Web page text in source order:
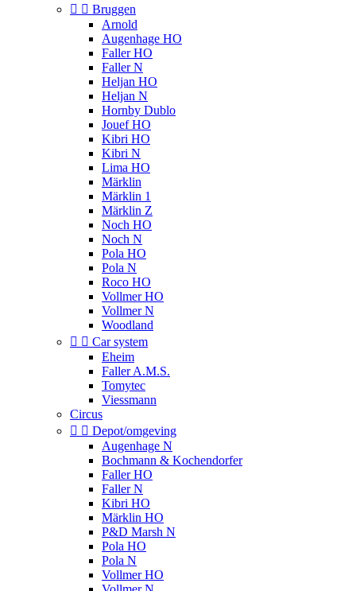
  Bruggen
Arnold
Augenhage HO
Faller HO
Faller N
Heljan HO
Heljan N
Hornby Dublo
Jouef HO
Kibri HO
Kibri N
Lima HO
Märklin
Märklin 1
Märklin Z
Noch HO
Noch N
Pola HO
Pola N
Roco HO
Vollmer HO
Vollmer N
Woodland
  Car system
Eheim
Faller A.M.S.
Tomytec
Viessmann
Circus
  Depot/omgeving
Augenhage N
Bochmann & Kochendorfer
Faller HO
Faller N
Kibri HO
Märklin HO
P&D Marsh N
Pola HO
Pola N
Vollmer HO